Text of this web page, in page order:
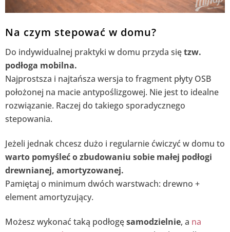
Na czym stepować w domu?
Do indywidualnej praktyki w domu przyda siętzw.
podłoga mobilna.
Najprostsza i najtańsza wersja to fragment płyty OSB
położonej na macie antypoślizgowej. Nie jest to idealne
rozwiązanie. Raczej do takiego sporadycznego
stepowania.
Jeżeli jednak chcesz dużo i regularnie ćwiczyć w domu to
warto pomyśleć o zbudowaniu sobie małej podłogi
drewnianej, amortyzowanej.
Pamiętaj o minimum dwóch warstwach: drewno +
element amortyzujący.
Możesz wykonać taką podłogęsamodzielnie, a na